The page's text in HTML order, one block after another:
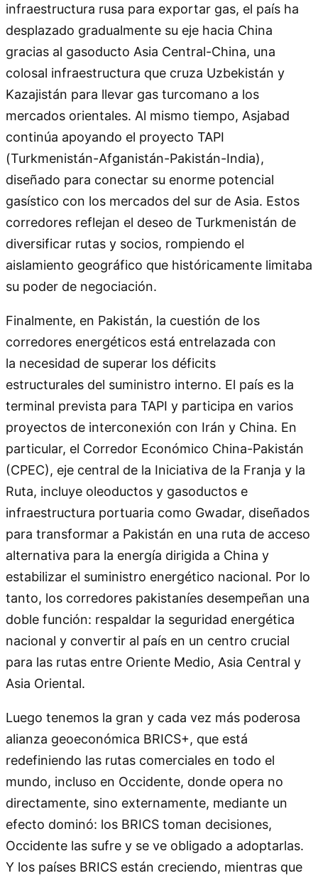
infraestructura rusa para exportar gas, el país ha
desplazado gradualmente su eje hacia China
gracias al gasoducto Asia Central-China, una
colosal infraestructura que cruza Uzbekistán y
Kazajistán para llevar gas turcomano a los
mercados orientales. Al mismo tiempo, Asjabad
continúa apoyando el proyecto TAPI
(Turkmenistán-Afganistán-Pakistán-India),
diseñado para conectar su enorme potencial
gasístico con los mercados del sur de Asia. Estos
corredores reflejan el deseo de Turkmenistán de
diversificar rutas y socios, rompiendo el
aislamiento geográfico que históricamente limitaba
su poder de negociación.
Finalmente, en Pakistán, la cuestión de los
corredores energéticos está entrelazada con
la necesidad de superar los déficits
estructurales del suministro interno. El país es la
terminal prevista para TAPI y participa en varios
proyectos de interconexión con Irán y China. En
particular, el Corredor Económico China-Pakistán
(CPEC), eje central de la Iniciativa de la Franja y la
Ruta, incluye oleoductos y gasoductos e
infraestructura portuaria como Gwadar, diseñados
para transformar a Pakistán en una ruta de acceso
alternativa para la energía dirigida a China y
estabilizar el suministro energético nacional. Por lo
tanto, los corredores pakistaníes desempeñan una
doble función: respaldar la seguridad energética
nacional y convertir al país en un centro crucial
para las rutas entre Oriente Medio, Asia Central y
Asia Oriental.
Luego tenemos la gran y cada vez más poderosa
alianza geoeconómica BRICS+, que está
redefiniendo las rutas comerciales en todo el
mundo, incluso en Occidente, donde opera no
directamente, sino externamente, mediante un
efecto dominó: los BRICS toman decisiones,
Occidente las sufre y se ve obligado a adoptarlas.
Y los países BRICS están creciendo, mientras que